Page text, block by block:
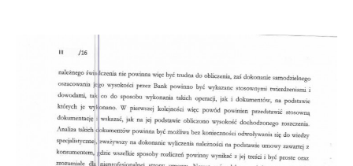
Doradztwo prawne
Doradztwo & konsulting
Negocjacje z wierzycielami
Doradztwo & konsulting